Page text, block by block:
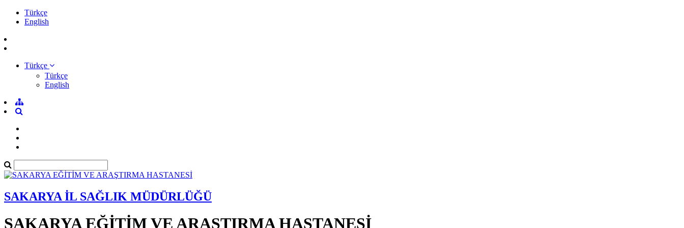
Türkçe
English
Türkçe
Türkçe
English
SAKARYA İL SAĞLIK MÜDÜRLÜĞÜ
SAKARYA EĞİTİM VE ARAŞTIRMA HASTANESİ